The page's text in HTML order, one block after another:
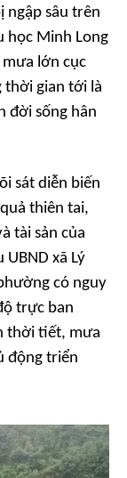
ngập sâu trên
học Minh Long
lớn cục
thời gian tới là
đời sống hân
sát diễn biến
thiên tai,
tài sản của
xã Lý
có nguy
trực ban
thời tiết, mưa
động triển